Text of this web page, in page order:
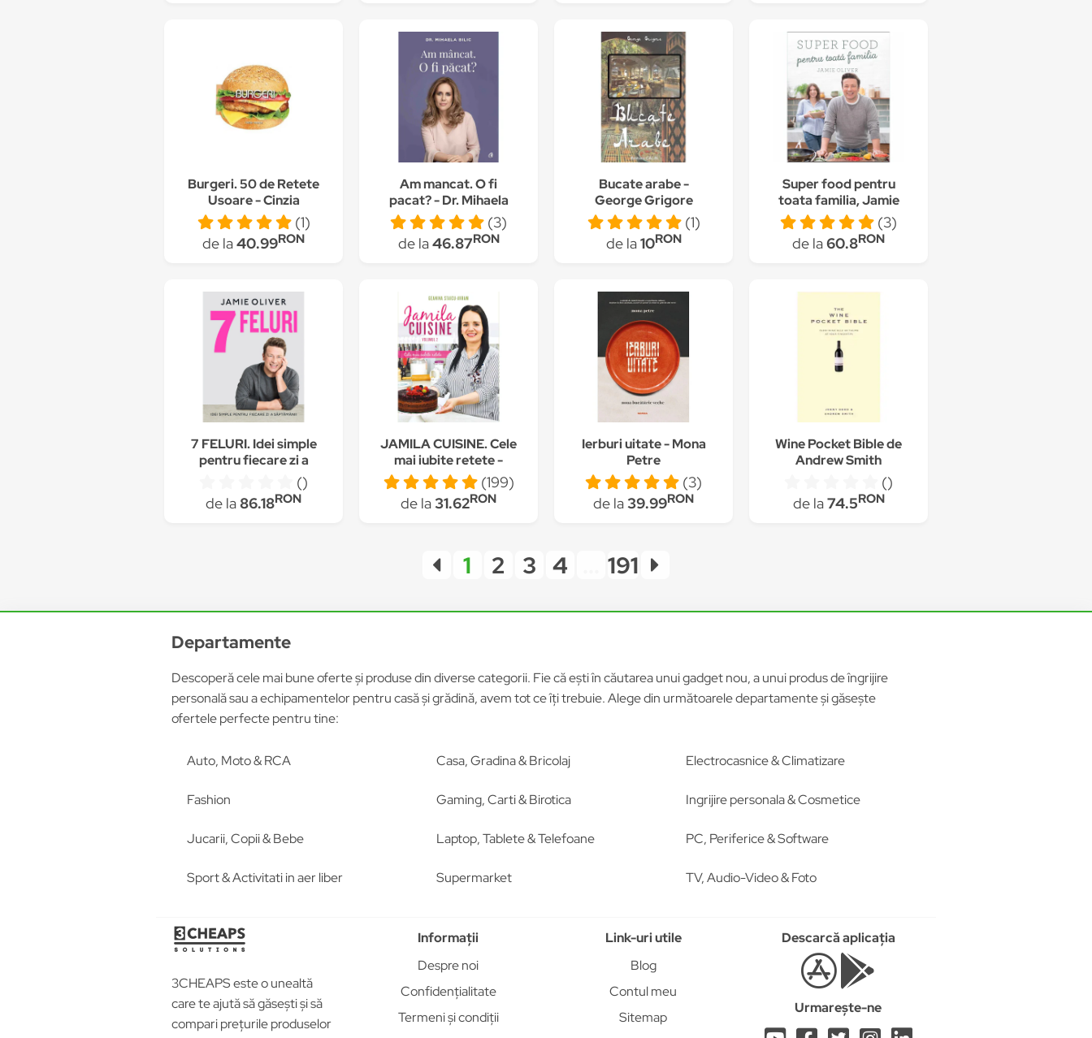
Burgeri. 50 de Retete
Usoare - Cinzia
Trenchi
(1)
de la40.99RON
Am mancat. O fi
pacat? - Dr. Mihaela
Bilic
(3)
de la46.87RON
Bucate arabe -
George Grigore
(1)
de la10RON
Super food pentru
toata familia, Jamie
Oliver
(3)
de la60.8RON
7 FELURI. Idei simple
pentru fiecare zi a
saptamanii, Jamie
()
de la 86.18RON
JAMILA CUISINE. Cele
mai iubite retete -
Geanina Staicu -
Avram (vol. II)
(199)
de la31.62RON
Ierburi uitate - Mona
Petre
(3)
de la39.99RON
Wine Pocket Bible de
Andrew Smith
()
de la74.5RON
1 2 3 4 191
Departamente
Descoperă cele mai bune oferte și produse din diverse categorii. Fie că ești în căutarea unui gadget nou, a unui produs de îngrijire
personală sau a echipamentelor pentru casă și grădină, avem tot ce îți trebuie. Alege din următoarele departamente și găsește
ofertele perfecte pentru tine:
Auto, Moto & RCA Casa, Gradina & Bricolaj Electrocasnice & Climatizare
Fashion Gaming, Carti & Birotica Ingrijire personala & Cosmetice
Jucarii, Copii & Bebe Laptop, Tablete & Telefoane PC, Periferice & Software
Sport & Activitati in aer liber Supermarket TV, Audio-Video & Foto
3CHEAPS este o unealtă
care te ajută să găsești și să
compari prețurile produselor
Informații
Despre noi
Confidențialitate
Termeni și condiții
Link-uri utile
Blog
Contul meu
Sitemap
Descarcă aplicația
Urmarește-ne